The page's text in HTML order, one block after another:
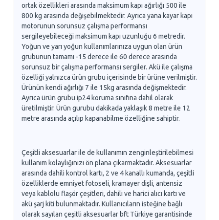
ortak özellikleri arasında maksimum kapı ağırlığı 500 ile
800 kg arasında değişebilmektedir. Ayrıca yana kayar kapı
motorunun sorunsuz çalışma performansı
sergileyebileceği maksimum kapı uzunluğu 6 metredir.
Yoğun ve yarı yoğun kullanımlarınıza uygun olan ürün
grubunun tamamı -15 derece ile 60 derece arasında
sorunsuz bir çalışma performansı sergiler. Akü ile çalışma
özelliği yalnızca ürün grubu içerisinde bir ürüne verilmiştir.
Ürünün kendi ağırlığı 7 ile 15kg arasında değişmektedir.
Ayrıca ürün grubu ip24 koruma sınıfına dahil olarak
üretilmiştir. Ürün gurubu dakikada yaklaşık 8 metre ile 12
metre arasında açılıp kapanabilme özelliğine sahiptir.
Çeşitli aksesuarlar ile de kullanımın zenginleştirilebilmesi
kullanım kolaylığınızı ön plana çıkarmaktadır. Aksesuarlar
arasında dahili kontrol kartı, 2 ve 4 kanallı kumanda, çeşitli
özelliklerde emniyet fotoseli, kramayer dişli, antensiz
veya kablolu flaşör çeşitleri, dahili ve harici alıcı kartı ve
akü şarj kiti bulunmaktadır. Kullanıcıların isteğine bağlı
olarak sayılan çeşitli aksesuarlar bft Türkiye garantisinde